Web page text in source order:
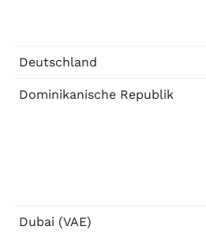
Deutschland
Dominikanische Republik
Dubai (VAE)